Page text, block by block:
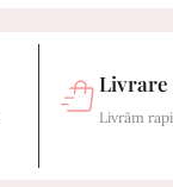
Livrare
Livrăm